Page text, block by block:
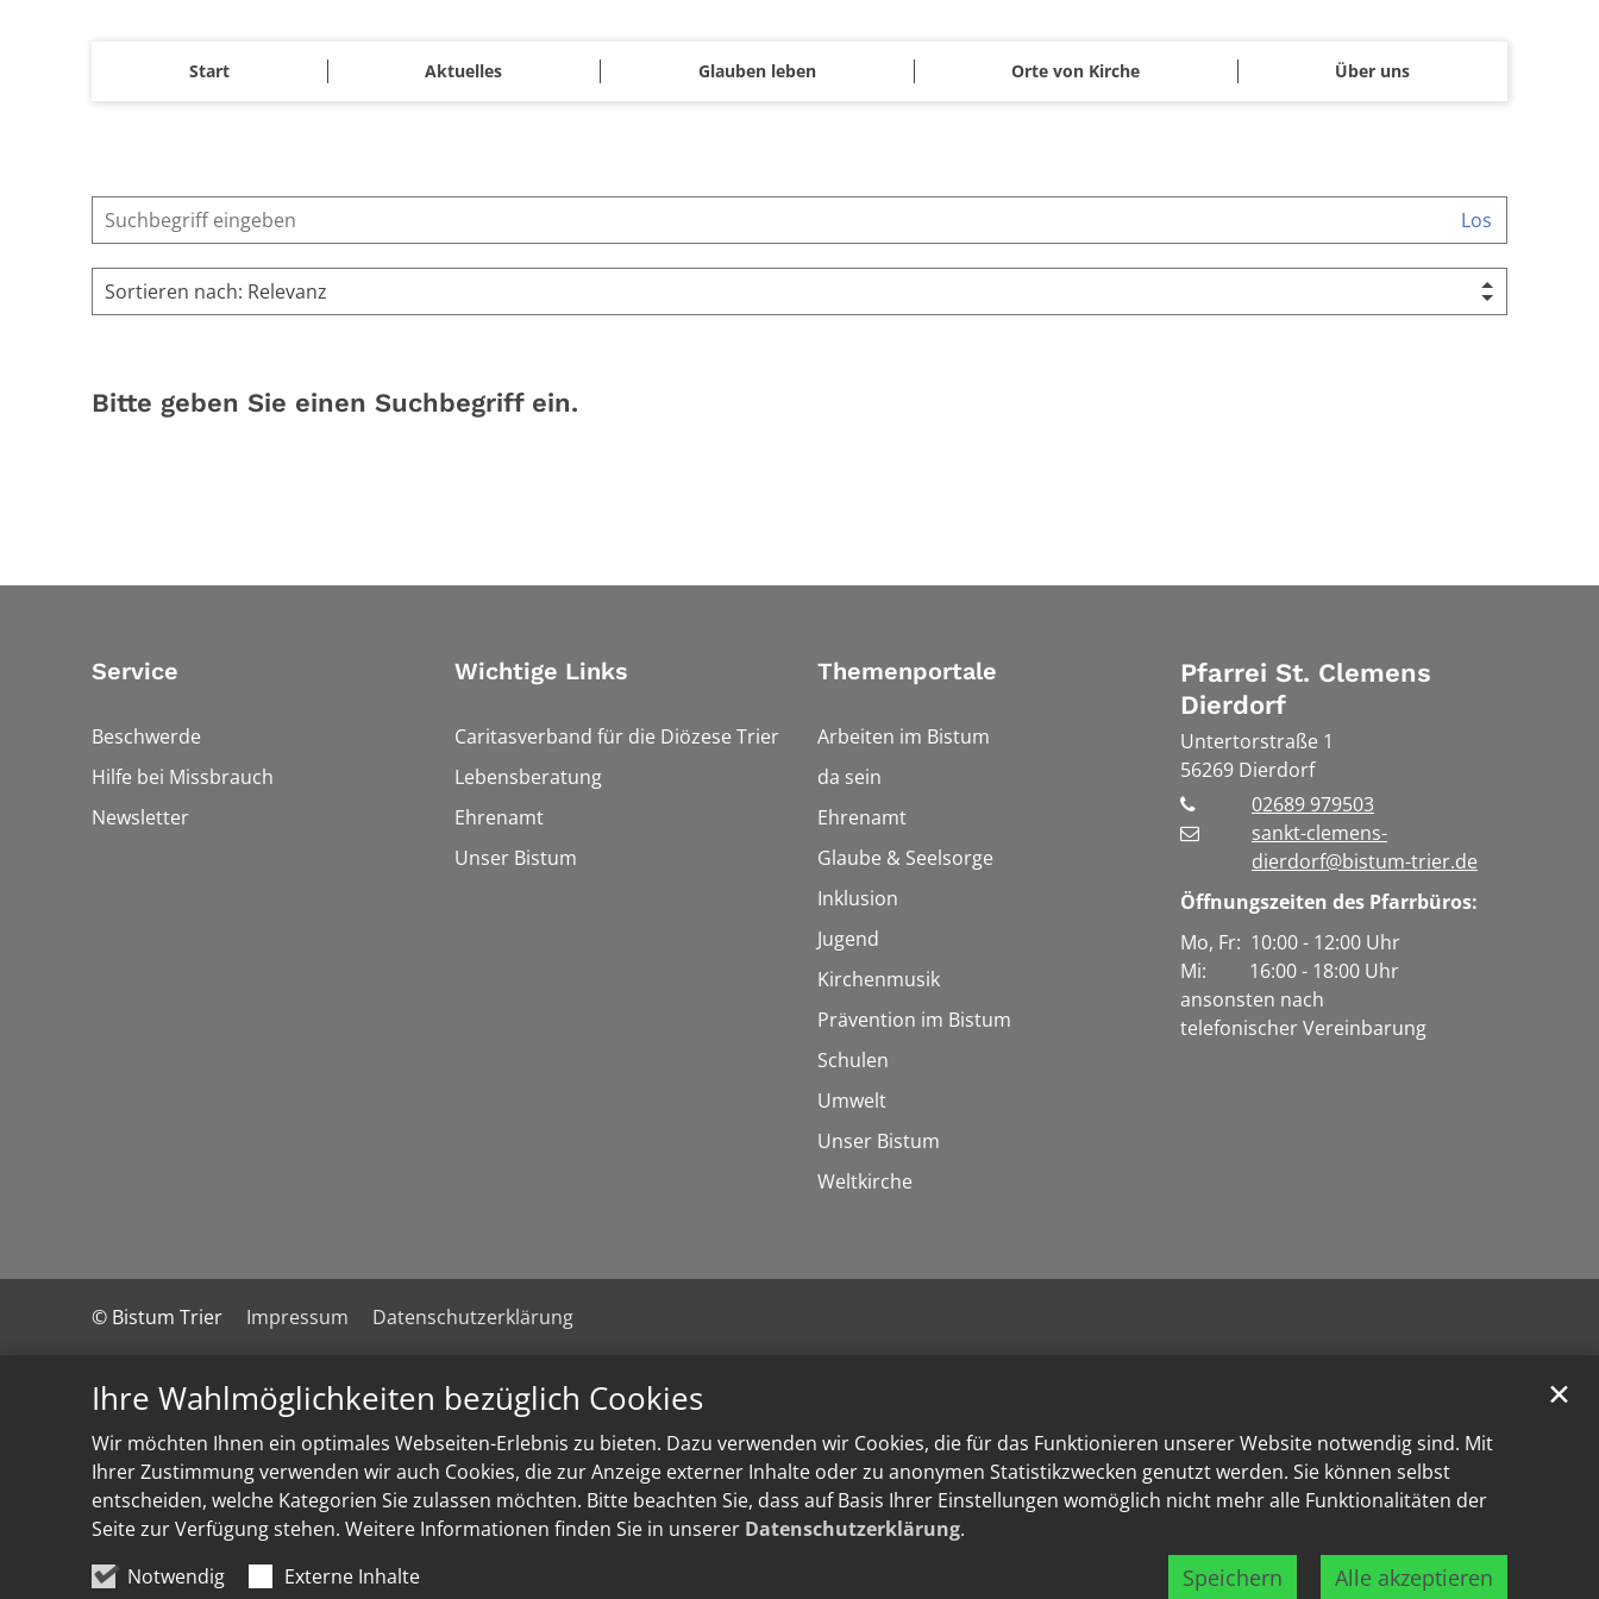
Ihre Wahlmöglichkeiten bezüglich Cookies
Wir möchten Ihnen ein optimales Webseiten-Erlebnis zu bieten. Dazu verwenden wir Cookies, die für das Funktionieren unserer Website notwendig sind. Mit
Ihrer Zustimmung verwenden wir auch Cookies, die zur Anzeige externer Inhalte oder zu anonymen Statistikzwecken genutzt werden. Sie können selbst
entscheiden, welche Kategorien Sie zulassen möchten. Bitte beachten Sie, dass auf Basis Ihrer Einstellungen womöglich nicht mehr alle Funktionalitäten der
Seite zur Verfügung stehen. Weitere Informationen finden Sie in unserer Datenschutzerklärung.
Notwendig
Externe Inhalte Speichern Alle akzeptieren
✕
Start Aktuelles Glauben leben Orte von Kirche Über uns
Suche Los
Bitte geben Sie einen Suchbegriff ein.
Service
Beschwerde
Hilfe bei Missbrauch
Newsletter
Wichtige Links
Caritasverband für die Diözese Trier
Lebensberatung
Ehrenamt
Unser Bistum
Themenportale
Arbeiten im Bistum
da sein
Ehrenamt
Glaube & Seelsorge
Inklusion
Jugend
Kirchenmusik
Prävention im Bistum
Schulen
Umwelt
Unser Bistum
Weltkirche
Pfarrei St. Clemens
Dierdorf
Untertorstraße 1
56269 Dierdorf
02689 979503
sankt-clemens-
dierdorf@bistum-trier.de
Öffnungszeiten des Pfarrbüros:
Mo, Fr: 10:00 - 12:00 Uhr
Mi: 16:00 - 18:00 Uhr
ansonsten nach
telefonischer Vereinbarung
© Bistum Trier Impressum Datenschutzerklärung